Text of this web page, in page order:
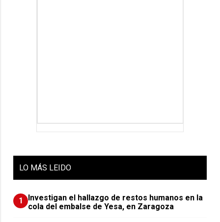
LO MÁS LEIDO
1
Investigan el hallazgo de restos humanos en la
cola del embalse de Yesa, en Zaragoza